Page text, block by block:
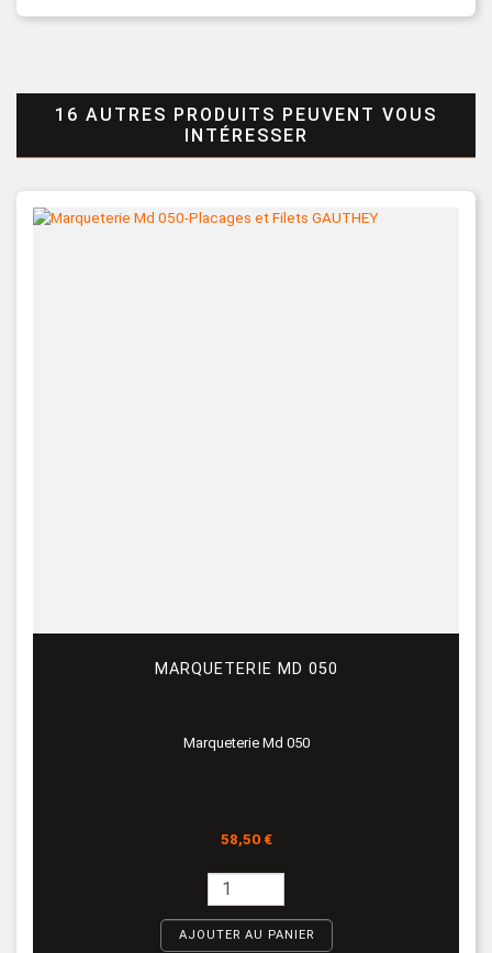
16 AUTRES PRODUITS PEUVENT VOUS
INTÉRESSER
MARQUETERIE MD 050
Marqueterie Md 050
Prix
58,50 €
AJOUTER AU PANIER